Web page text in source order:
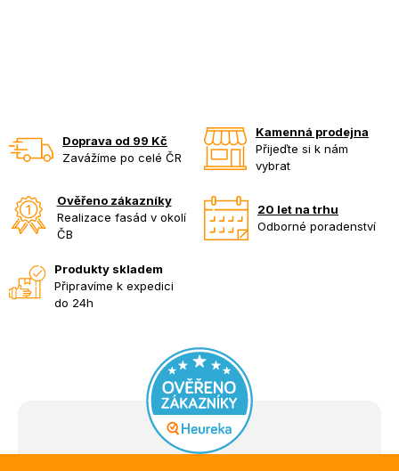
Doprava od 99 Kč
Zavážíme po celé ČR
Kamenná prodejna
Přijeďte si k nám
vybrat
Ověřeno zákazníky
Realizace fasád v okolí
ČB
20 let na trhu
Odborné poradenství
Produkty skladem
Připravíme k expedici
do 24h